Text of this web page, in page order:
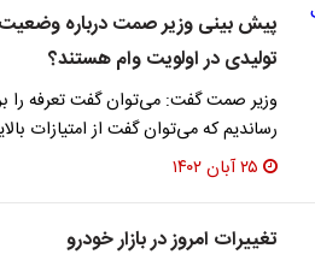
پیش بینی وزیر صمت درباره وضعیت
تولیدی در اولویت وام هستند؟
وزیر صمت گفت: می‌توان گفت تعرفه را
رساندیم که می‌توان گفت از امتیازات
۲۵ آبان ۱۴۰۲
تغییرات امروز در بازار خودرو